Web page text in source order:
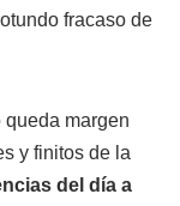
fracaso de
margen
y finitos de la
del día a